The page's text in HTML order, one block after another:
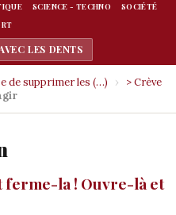
SCIENCE - TECHNO
SOCIÉTÉ
de supprimer les (…) ›
> Crève
ferme-la ! Ouvre-là et